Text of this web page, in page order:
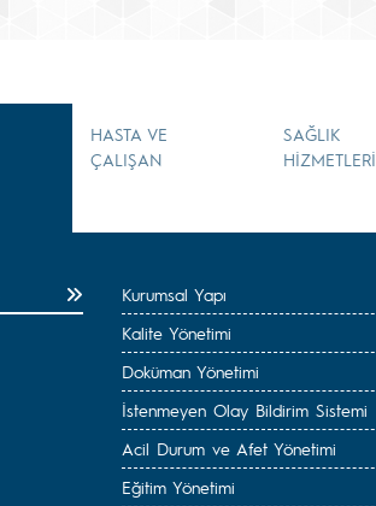
HASTA VE
ÇALIŞAN
SAĞLIK
HİZMETLERİ
Kurumsal Yapı
Kalite Yönetimi
Doküman Yönetimi
İstenmeyen Olay Bildirim Sistemi
Acil Durum ve Afet Yönetimi
Eğitim Yönetimi